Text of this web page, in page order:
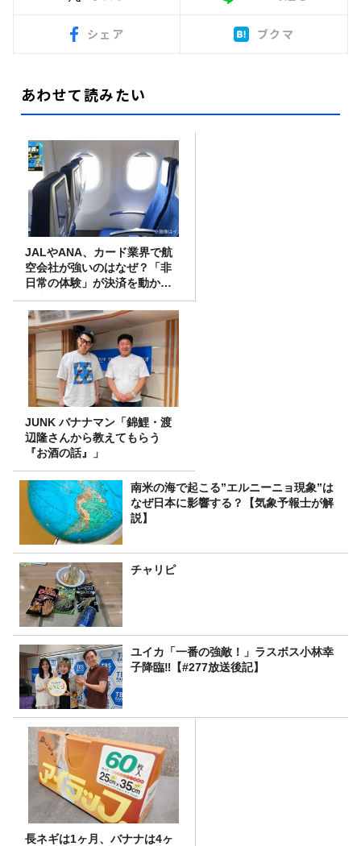
シェア ブクマ
あわせて読みたい
JALやANA、カード業界で航
空会社が強いのはなぜ？「非
日常の体験」が決済を動かす
理由
JUNK バナナマン「錦鯉・渡
辺隆さんから教えてもらう
『お酒の話』」
南米の海で起こる”エルニーニョ現象”は
なぜ日本に影響する？【気象予報士が解
説】
チャリピ
ユイカ「一番の強敵！」ラスボス小林幸
子降臨‼【#277放送後記】
長ネギは1ヶ月、バナナは4ヶ